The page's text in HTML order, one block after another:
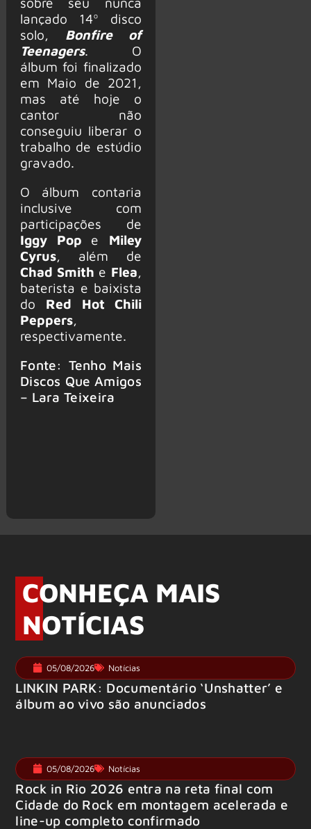
lançado 14º disco
solo, Bonfire of
Teenagers. O
álbum foi finalizado
em Maio de 2021,
mas até hoje o
cantor não
conseguiu liberar o
trabalho de estúdio
gravado.
O álbum contaria
inclusive com
participações de
Iggy Pop e Miley
Cyrus, além de
Chad Smith e Flea,
baterista e baixista
do Red Hot Chili
Peppers,
respectivamente.
Fonte: Tenho Mais
Discos Que Amigos
– Lara Teixeira
CONHEÇA MAIS
NOTÍCIAS
05/08/2026 Notícias
LINKIN PARK: Documentário ‘Unshatter’ e
álbum ao vivo são anunciados
05/08/2026 Notícias
Rock in Rio 2026 entra na reta final com
Cidade do Rock em montagem acelerada e
line-up completo confirmado